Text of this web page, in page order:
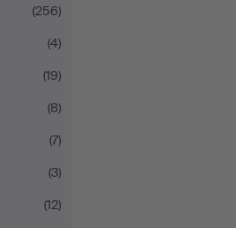
(256)
(4)
(19)
(8)
(7)
(3)
(12)